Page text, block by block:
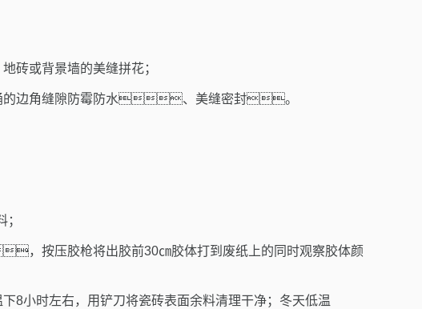
或背景墙的美缝拼花；
角缝隙防霉防水、美缝密封。
，按压胶枪将出胶前30㎝胶体打到废纸上的同时观察胶体颜
8小时左右，用铲刀将瓷砖表面余料清理干净；冬天低温